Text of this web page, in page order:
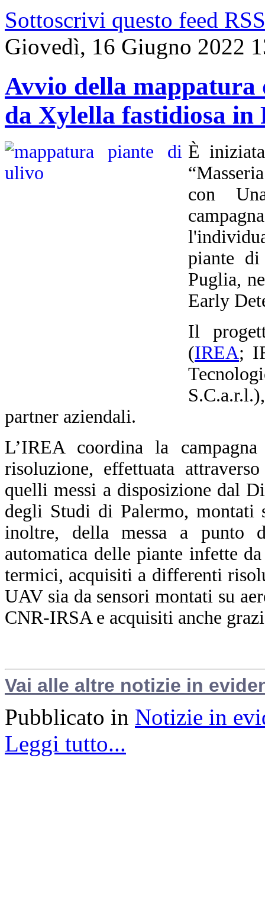
Sottoscrivi questo feed RSS
Giovedì, 16 Giugno 2022
Avvio della
da Xylella fastidiosa in
È
con
piante
Puglia,
Early
Il
(IREA;
partner aziendali.
L’IREA coordina la
risoluzione, effettuata
quelli messi a disposizione dal
degli Studi di Palermo, montati
inoltre, della messa a punto
automatica delle piante infette
termici, acquisiti a differenti
UAV sia da sensori montati su
CNR-IRSA e acquisiti anche
Vai alle altre notizie in
Pubblicato in Notizie in
Leggi tutto...